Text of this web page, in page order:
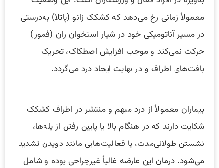
معمولاً زمانی رخ می‌دهد که کشکک زانو (پاتلا) به‌درستی
در مسیر آناتومیکی خود در شیار استخوان ران (فمور)
حرکت نمی‌کند و موجب افزایش اصطکاک، تحریک
بافت‌های اطراف و در نهایت ایجاد درد می‌گردد.
بیماران معمولاً از درد مبهم و منتشر در اطراف کشکک
شکایت دارند که در هنگام بالا یا پایین رفتن از پله‌ها،
نشستن طولانی‌مدت، یا فعالیت‌هایی مانند دویدن تشدید
می‌شود. درمان این عارضه غالباً غیرجراحی بوده و شامل